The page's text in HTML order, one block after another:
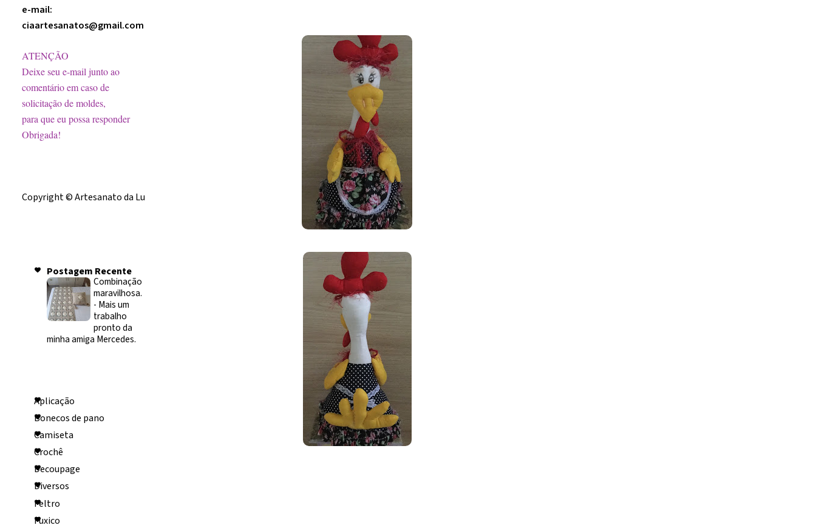
e-mail:
ciaartesanatos@gmail.com
ATENÇÃO
Deixe seu e-mail junto ao
comentário em caso de
solicitação de moldes,
para que eu possa responder
Obrigada!
Copyright © Artesanato da Lu
Postagem Recente
Combinação
maravilhosa.
- Mais um
trabalho
pronto da
minha amiga Mercedes.
Aplicação
Bonecos de pano
Camiseta
Crochê
Decoupage
Diversos
Feltro
Fuxico